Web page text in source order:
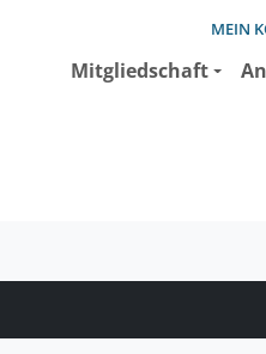
MEIN
Mitgliedschaft